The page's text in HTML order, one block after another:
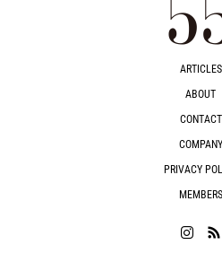
ARTICLES
ABOUT
CONTACT
COMPANY
PRIVACY
MEMBERS